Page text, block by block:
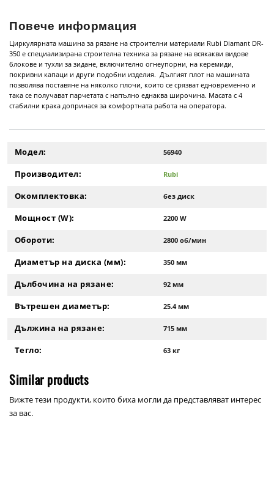
Повече информация
Циркулярната машина за рязане на строителни материали Rubi Diamant DR-
350 е специализирана строителна техника за рязане на всякакви видове
блокове и тухли за зидане, включително огнеупорни, на керемиди,
покривни капаци и други подобни изделия. Дългият плот на машината
позволява поставяне на няколко плочи, които се срязват едновременно и
така се получават парчетата с напълно еднаква широчина. Масата с 4
стабилни крака допринася за комфортната работа на оператора.
Модел: 56940
Производител: Rubi
Окомплектовка: без диск
Мощност (W): 2200 W
Обороти: 2800 об/мин
Диаметър на диска (мм): 350 мм
Дълбочина на рязане: 92 мм
Вътрешен диаметър: 25.4 мм
Дължина на рязане: 715 мм
Тегло: 63 кг
Similar products
Вижте тези продукти, които биха могли да представляват интерес
за вас.